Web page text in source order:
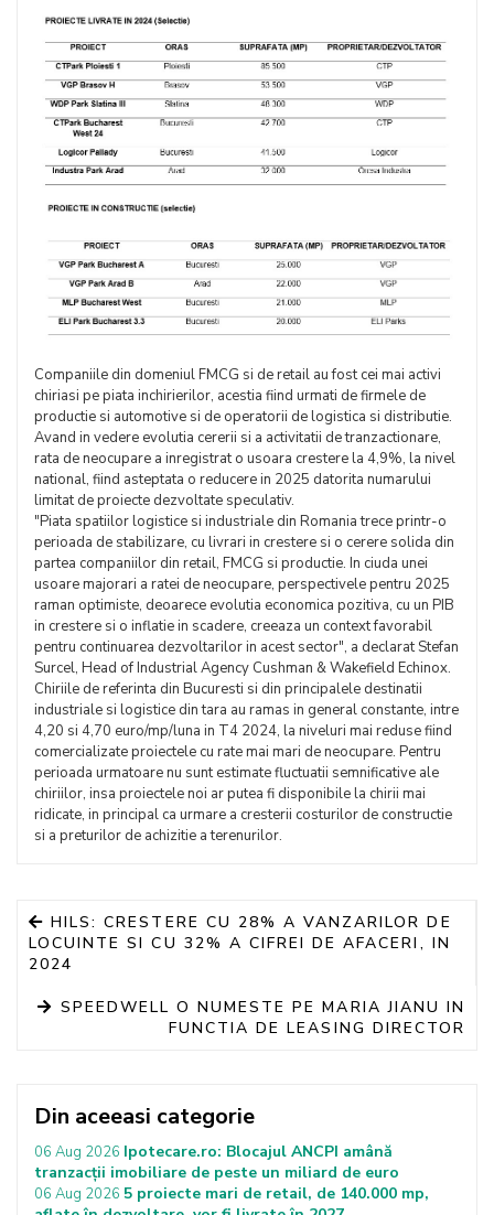
Companiile din domeniul FMCG si de retail au fost cei mai activi
chiriasi pe piata inchirierilor, acestia fiind urmati de firmele de
productie si automotive si de operatorii de logistica si distributie.
Avand in vedere evolutia cererii si a activitatii de tranzactionare,
rata de neocupare a inregistrat o usoara crestere la 4,9%, la nivel
national, fiind asteptata o reducere in 2025 datorita numarului
limitat de proiecte dezvoltate speculativ.
"Piata spatiilor logistice si industriale din Romania trece printr-o
perioada de stabilizare, cu livrari in crestere si o cerere solida din
partea companiilor din retail, FMCG si productie. In ciuda unei
usoare majorari a ratei de neocupare, perspectivele pentru 2025
raman optimiste, deoarece evolutia economica pozitiva, cu un PIB
in crestere si o inflatie in scadere, creeaza un context favorabil
pentru continuarea dezvoltarilor in acest sector", a declarat Stefan
Surcel, Head of Industrial Agency Cushman & Wakefield Echinox.
Chiriile de referinta din Bucuresti si din principalele destinatii
industriale si logistice din tara au ramas in general constante, intre
4,20 si 4,70 euro/mp/luna in T4 2024, la niveluri mai reduse fiind
comercializate proiectele cu rate mai mari de neocupare. Pentru
perioada urmatoare nu sunt estimate fluctuatii semnificative ale
chiriilor, insa proiectele noi ar putea fi disponibile la chirii mai
ridicate, in principal ca urmare a cresterii costurilor de constructie
si a preturilor de achizitie a terenurilor.
HILS: CRESTERE CU 28% A VANZARILOR DE
LOCUINTE SI CU 32% A CIFREI DE AFACERI, IN
2024
SPEEDWELL O NUMESTE PE MARIA JIANU IN
FUNCTIA DE LEASING DIRECTOR
Din aceeasi categorie
06 Aug 2026 Ipotecare.ro: Blocajul ANCPI amână
tranzacții imobiliare de peste un miliard de euro
06 Aug 2026 5 proiecte mari de retail, de 140.000 mp,